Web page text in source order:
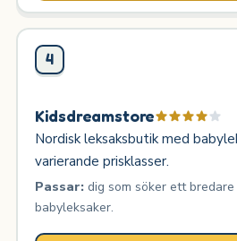
4
Kidsdreamstore
Nordisk leksaksbutik med
varierande prisklasser.
Passar:dig som söker ett bredare
babyleksaker.